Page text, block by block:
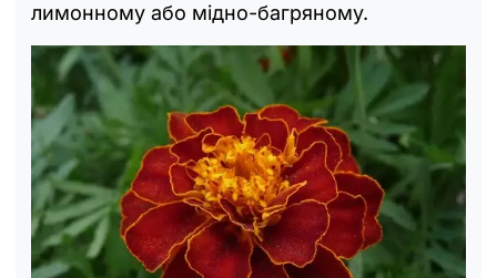
лимонному або мідно-багряному.